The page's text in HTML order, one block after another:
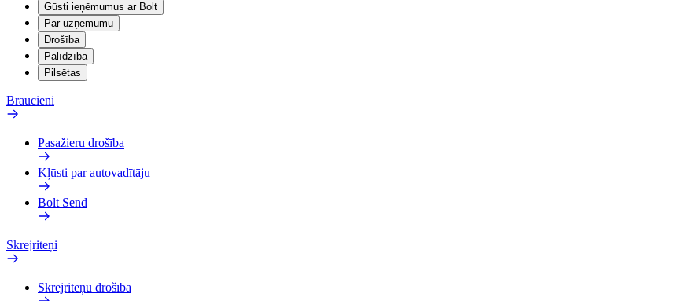
Gūsti ieņēmumus ar Bolt
Par uzņēmumu
Drošība
Palīdzība
Pilsētas
Braucieni
Pasažieru drošība
Kļūsti par autovadītāju
Bolt Send
Skrejriteņi
Skrejriteņu drošība